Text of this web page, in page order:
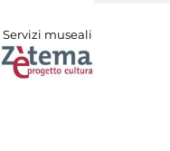
Servizi museali